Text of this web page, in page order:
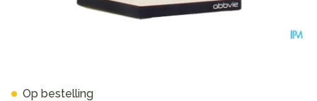
Op bestelling